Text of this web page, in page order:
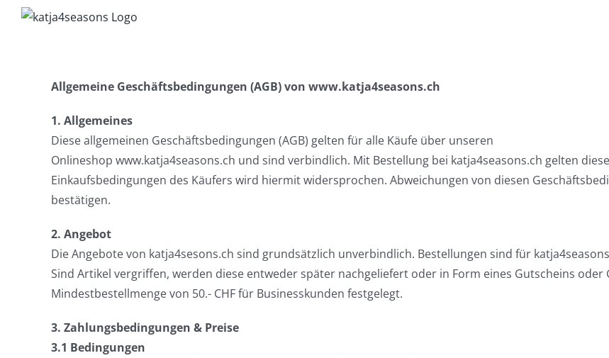
Zum
Allgemeine Geschäftsbedingungen (AGB) von www.katja4seasons.ch
1. Allgemeines
Diese allgemeinen Geschäftsbedingungen (AGB) gelten für alle Käufe über unseren
Onlineshop www.katja4seasons.ch und sind verbindlich. Mit Bestellung bei katja4seasons.ch gelten
Einkaufsbedingungen des Käufers wird hiermit widersprochen. Abweichungen von diesen
bestätigen.
2. Angebot
Die Angebote von katja4sesons.ch sind grundsätzlich unverbindlich. Bestellungen sind für
Sind Artikel vergriffen, werden diese entweder später nachgeliefert oder in Form eines Gutscheins
Mindestbestellmenge von 50.- CHF für Businesskunden festgelegt.
3. Zahlungsbedingungen & Preise
3.1 Bedingungen